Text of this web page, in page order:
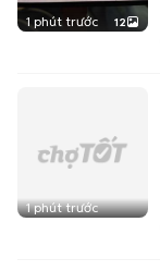
1 phút trước 12
1 phút trước